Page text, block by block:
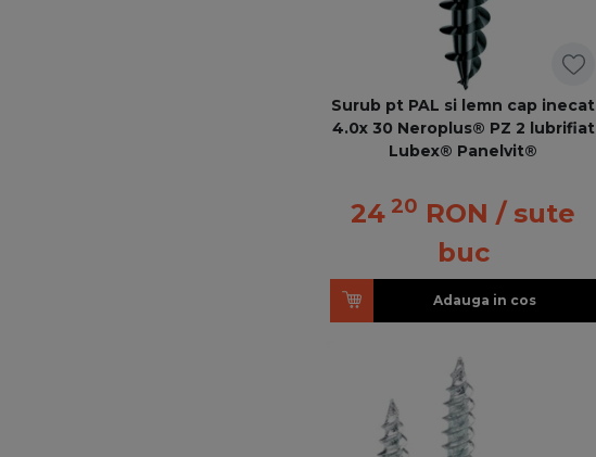
Surub pt PAL si lemn cap inecat
4.0x 30 Neroplus® PZ 2 lubrifiat
Lubex® Panelvit®
24 20 RON / sute
buc
Adauga in cos